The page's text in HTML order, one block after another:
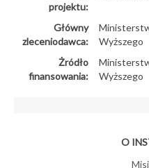
projektu:
Główny
zleceniodawca:
Wyższego
Żródło
finansowania:
Wyższego
O